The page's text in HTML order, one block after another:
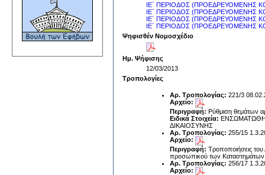
ΙΕ΄ ΠΕΡΙΟΔΟΣ (ΠΡΟΕΔΡΕΥΟΜΕΝΗΣ
ΙΕ΄ ΠΕΡΙΟΔΟΣ (ΠΡΟΕΔΡΕΥΟΜΕΝΗΣ
ΙΕ΄ ΠΕΡΙΟΔΟΣ (ΠΡΟΕΔΡΕΥΟΜΕΝΗΣ
ΙΕ΄ ΠΕΡΙΟΔΟΣ (ΠΡΟΕΔΡΕΥΟΜΕΝΗΣ
Ψηφισθέν Νομοσχέδιο
Ημ. Ψήφισης
12/03/2013
Τροπολογίες
Αρ. Τροπολογίας: 221/3
Αρχείο:
Περιγραφή: Ρύθμιση θεμάτων
Ειδικά Στοιχεία:
ΔΙΚΑΙΟΣΥΝΗΣ
Αρ. Τροπολογίας: 255/15
Αρχείο:
Περιγραφή: Τροποποιήσεις του
προσωπικού των Καταστημάτων
Αρ. Τροπολογίας: 256/17
Αρχείο: